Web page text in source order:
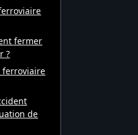
fermer
?
ferroviaire
de